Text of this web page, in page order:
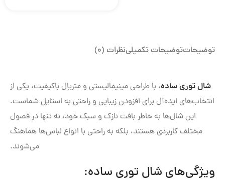
توضیحاتتوضیحات تکمیلینظرات (0)
شال توری ساده، با طراحی مینیمالیستی و متریال باکیفیت، یکی از
انتخاب‌های ایده‌آل برای افزودن زیبایی و راحتی به استایل شماست.
این شال‌ها به خاطر بافت نازک و سبک خود، نه تنها در فصول
مختلف کاربردی هستند، بلکه به راحتی با انواع لباس‌ها هماهنگ
می‌شوند.
ویژگی‌های شال توری ساده: